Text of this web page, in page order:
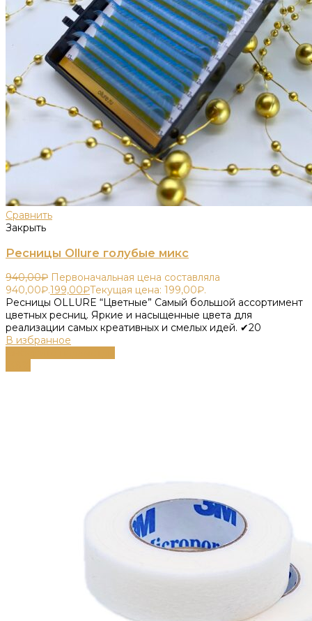
Сравнить
Закрыть
Ресницы Ollure голубые микс
940,00₽ Первоначальная цена составляла
940,00₽.199,00₽Текущая цена: 199,00₽.
Ресницы OLLURE “Цветные” Самый большой ассортимент
цветных ресниц. Яркие и насыщенные цвета для
реализации самых креативных и смелых идей. ✔20
В избранное